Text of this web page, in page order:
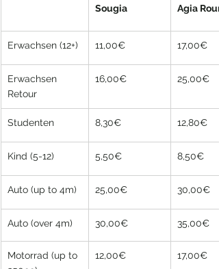
Sougia
Agia
Erwachsen (12+) 11,00€ 17,00€
Erwachsen
Retour
16,00€ 25,00€
Studenten 8,30€ 12,80€
Kind (5-12) 5,50€ 8,50€
Auto (up to 4m) 25,00€ 30,00€
Auto (over 4m) 30,00€ 35,00€
Motorrad (up to
12,00€ 17,00€